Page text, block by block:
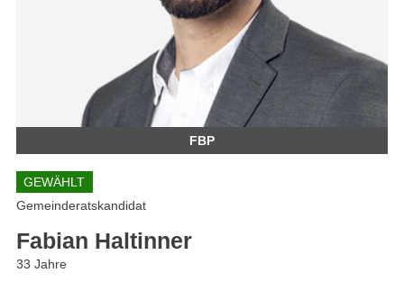
FBP
GEWÄHLT
Gemeinderatskandidat
Fabian Haltinner
33 Jahre